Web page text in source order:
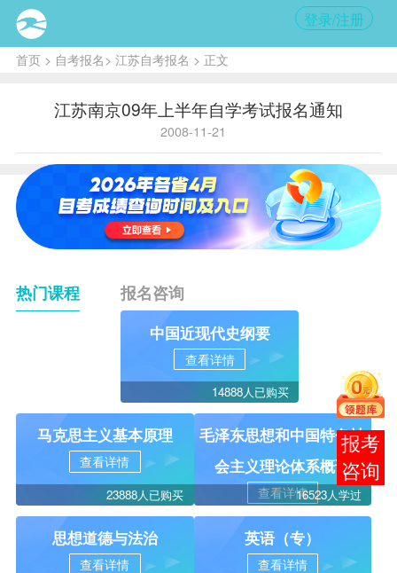
登录/注册
首页> 自考报名> 江苏自考报名 > 正文
江苏南京09年上半年自学考试报名通知
2008-11-21
热门课程 报名咨询
中国近现代史纲要
查看详情
14888人已购买
马克思主义基本原理
查看详情
23888人已购买
毛泽东思想和中国特色社
会主义理论体系概论
查看详情16523人学过
思想道德与法治
查看详情
英语（专）
查看详情
报考
咨询